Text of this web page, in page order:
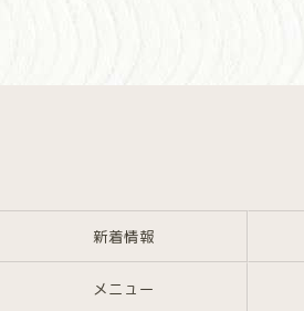
新着情報
メニュー